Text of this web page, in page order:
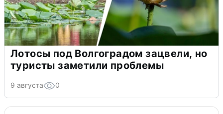
Лотосы под Волгоградом зацвели, но
туристы заметили проблемы
9 августа 0